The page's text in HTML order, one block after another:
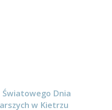
Światowego Dnia
w Kietrzu